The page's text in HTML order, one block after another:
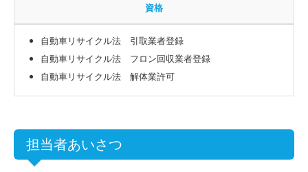
資格
自動車リサイクル法 引取業者登録
自動車リサイクル法 フロン回収業者登録
自動車リサイクル法 解体業許可
担当者あいさつ